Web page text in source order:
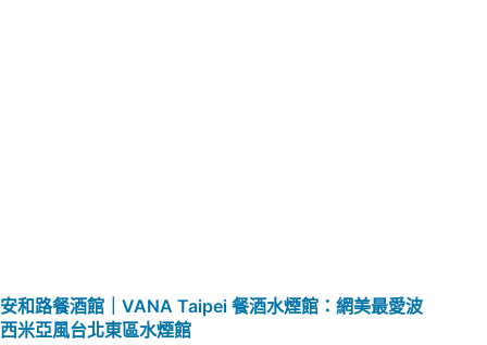
安和路餐酒館｜VANA Taipei 餐酒水煙館：網美最愛波
西米亞風台北東區水煙館